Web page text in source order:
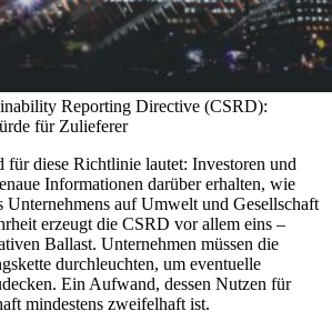
Reporting Directive (CSRD):
für Zulieferer
diese Richtlinie lautet: Investoren und
Informationen darüber erhalten, wie
Unternehmens auf Umwelt und Gesellschaft
erzeugt die CSRD vor allem eins –
Ballast. Unternehmen müssen die
durchleuchten, um eventuelle
Ein Aufwand, dessen Nutzen für
mindestens zweifelhaft ist.